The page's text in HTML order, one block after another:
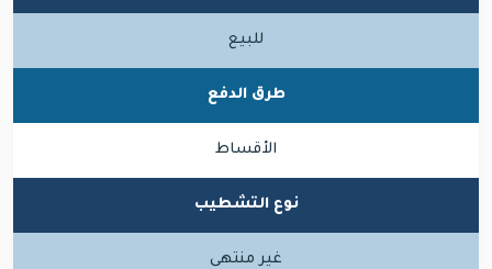
للبيع
طرق الدفع
الأقساط
نوع التشطيب
غير منتهى